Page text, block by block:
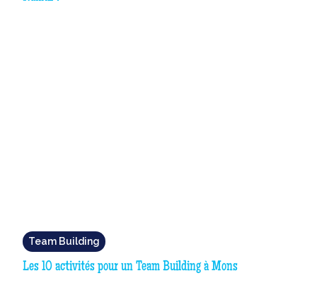
Team Building
Les 10 activités pour un Team Building à Mons